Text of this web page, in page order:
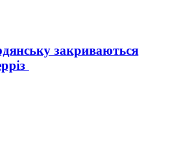
закриваються